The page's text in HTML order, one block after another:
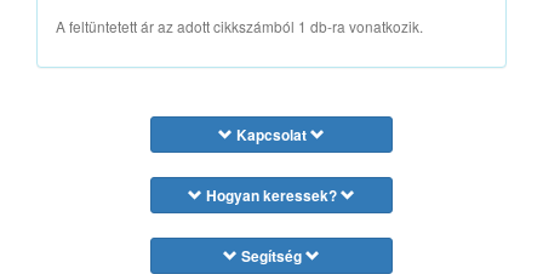
A feltüntetett ár az adott cikkszámból 1 db-ra vonatkozik.
Kapcsolat
Hogyan keressek?
Segítség